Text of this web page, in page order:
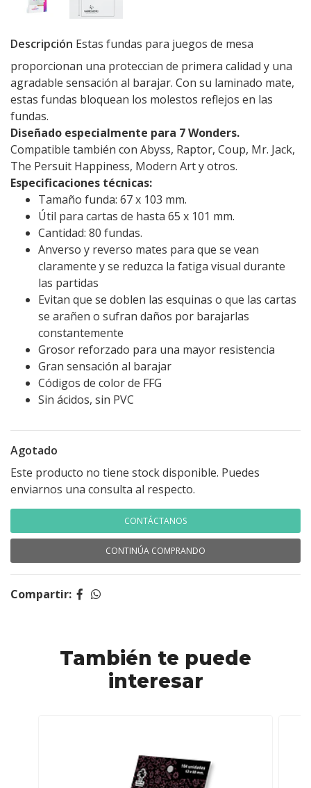
Descripción Estas fundas para juegos de mesa
proporcionan una proteccian de primera calidad y una
agradable sensación al barajar. Con su laminado mate,
estas fundas bloquean los molestos reflejos en las
fundas.
Diseñado especialmente para 7 Wonders.
Compatible también con Abyss, Raptor, Coup, Mr. Jack,
The Persuit Happiness, Modern Art y otros.
Especificaciones técnicas:
Tamaño funda: 67 x 103 mm.
Útil para cartas de hasta 65 x 101 mm.
Cantidad: 80 fundas.
Anverso y reverso mates para que se vean
claramente y se reduzca la fatiga visual durante
las partidas
Evitan que se doblen las esquinas o que las cartas
se arañen o sufran daños por barajarlas
constantemente
Grosor reforzado para una mayor resistencia
Gran sensación al barajar
Códigos de color de FFG
Sin ácidos, sin PVC
Agotado
Este producto no tiene stock disponible. Puedes
enviarnos una consulta al respecto.
CONTÁCTANOS
CONTINÚA COMPRANDO
Compartir:
También te puede
interesar